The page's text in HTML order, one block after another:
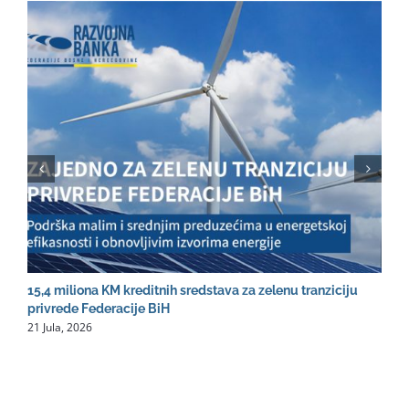
15,4 miliona KM kreditnih sredstava za zelenu tranziciju
privrede Federacije BiH
21 Jula, 2026